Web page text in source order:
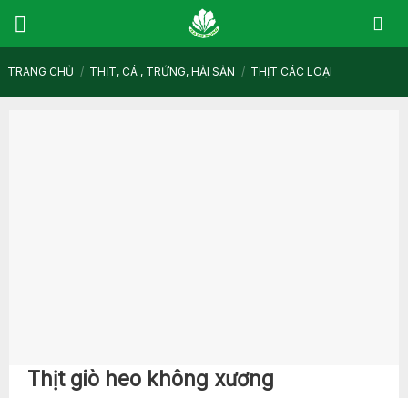
TRANG CHỦ / THỊT, CÁ , TRỨNG, HẢI SẢN / THỊT CÁC LOẠI
Thịt giò heo không xương